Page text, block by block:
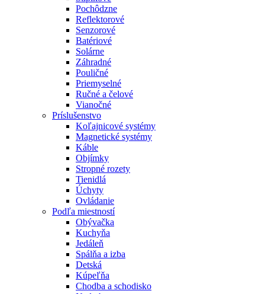
Pochôdzne
Reflektorové
Senzorové
Batériové
Solárne
Záhradné
Pouličné
Priemyselné
Ručné a čelové
Vianočné
Príslušenstvo
Koľajnicové systémy
Magnetické systémy
Káble
Objímky
Stropné rozety
Tienidlá
Úchyty
Ovládanie
Podľa miestností
Obývačka
Kuchyňa
Jedáleň
Spálňa a izba
Detská
Kúpeľňa
Chodba a schodisko